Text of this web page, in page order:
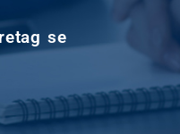
om du driver en
etablerat företag,
fri från stress. Låt
så att du kan
se